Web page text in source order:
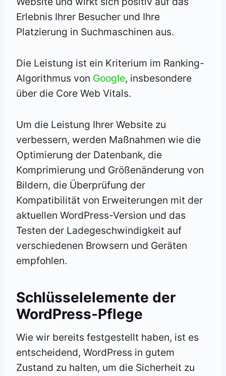
Erlebnis Ihrer Besucher und Ihre
Platzierung in Suchmaschinen aus.
Die Leistung ist ein Kriterium im Ranking-
Algorithmus von Google, insbesondere
über die Core Web Vitals.
Um die Leistung Ihrer Website zu
verbessern, werden Maßnahmen wie die
Optimierung der Datenbank, die
Komprimierung und Größenänderung von
Bildern, die Überprüfung der
Kompatibilität von Erweiterungen mit der
aktuellen WordPress-Version und das
Testen der Ladegeschwindigkeit auf
verschiedenen Browsern und Geräten
empfohlen.
Schlüsselelemente der
WordPress-Pflege
Wie wir bereits festgestellt haben, ist es
entscheidend, WordPress in gutem
Zustand zu halten, um die Sicherheit zu